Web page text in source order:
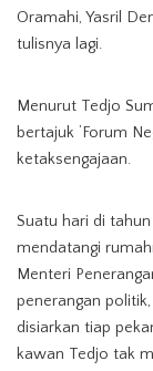
Oramahi, Yasril
tulisnya lagi.
Menurut Tedjo
bertajuk ‘Forum
ketaksengajaan.
Suatu hari di
mendatangi
Menteri
penerangan
disiarkan tiap
kawan Tedjo tak